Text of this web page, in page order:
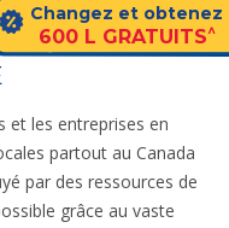
et les entreprises en
partout au Canada
par des ressources de
grâce au vaste
Changez et obtenez
600 L GRATUITS^